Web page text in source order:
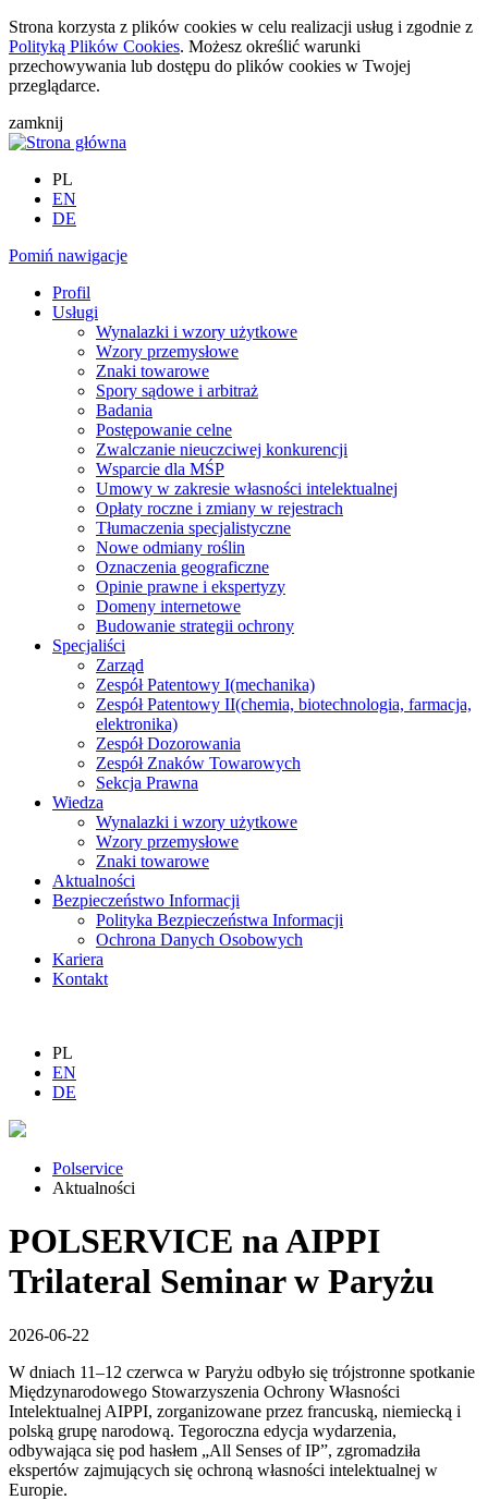
Strona korzysta z plików cookies w celu realizacji usług i zgodnie z
Polityką Plików Cookies. Możesz określić warunki
przechowywania lub dostępu do plików cookies w Twojej
przeglądarce.
zamknij
PL
EN
DE
Pomiń nawigacje
Profil
Usługi
Wynalazki i wzory użytkowe
Wzory przemysłowe
Znaki towarowe
Spory sądowe i arbitraż
Badania
Postępowanie celne
Zwalczanie nieuczciwej konkurencji
Wsparcie dla MŚP
Umowy w zakresie własności intelektualnej
Opłaty roczne i zmiany w rejestrach
Tłumaczenia specjalistyczne
Nowe odmiany roślin
Oznaczenia geograficzne
Opinie prawne i ekspertyzy
Domeny internetowe
Budowanie strategii ochrony
Specjaliści
Zarząd
Zespół Patentowy I(mechanika)
Zespół Patentowy II(chemia, biotechnologia, farmacja,
elektronika)
Zespół Dozorowania
Zespół Znaków Towarowych
Sekcja Prawna
Wiedza
Wynalazki i wzory użytkowe
Wzory przemysłowe
Znaki towarowe
Aktualności
Bezpieczeństwo Informacji
Polityka Bezpieczeństwa Informacji
Ochrona Danych Osobowych
Kariera
Kontakt
PL
EN
DE
Polservice
Aktualności
POLSERVICE na AIPPI
Trilateral Seminar w Paryżu
2026-06-22
W dniach 11–12 czerwca w Paryżu odbyło się trójstronne spotkanie
Międzynarodowego Stowarzyszenia Ochrony Własności
Intelektualnej AIPPI, zorganizowane przez francuską, niemiecką i
polską grupę narodową. Tegoroczna edycja wydarzenia,
odbywająca się pod hasłem „All Senses of IP”, zgromadziła
ekspertów zajmujących się ochroną własności intelektualnej w
Europie.